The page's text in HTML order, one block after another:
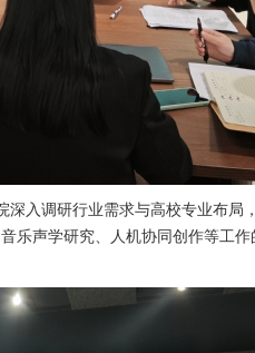
入调研行业需求与高校专业布局
乐声学研究、人机协同创作等工